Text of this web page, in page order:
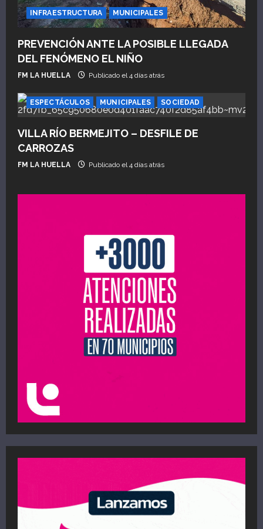
INFRAESTRUCTURA MUNICIPALES
PREVENCIÓN ANTE LA POSIBLE LLEGADA
DEL FENÓMENO EL NIÑO
FM LA HUELLA Publicado el 4 días atrás
ESPECTÁCULOS MUNICIPALES SOCIEDAD
VILLA RÍO BERMEJITO – DESFILE DE
CARROZAS
FM LA HUELLA Publicado el 4 días atrás